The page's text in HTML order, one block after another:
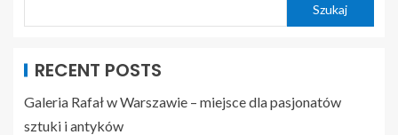
Szukaj
RECENT POSTS
Galeria Rafał w Warszawie – miejsce dla pasjonatów
sztuki i antyków